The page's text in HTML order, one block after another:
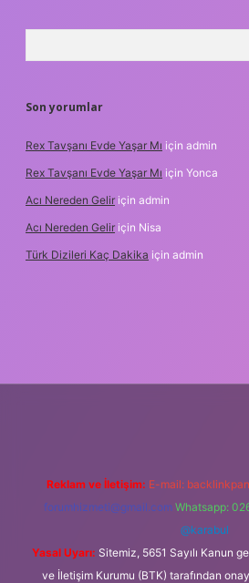
Son yorumlar
Rex Tavşanı Evde Yaşar Mı için admin
Rex Tavşanı Evde Yaşar Mı için Yonca
Acı Nereden Gelir için admin
Acı Nereden Gelir için Nisa
Türk Dizileri Kaç Dakika için admin
Reklam ve İletişim: E-mail:
forumhizmeti@gmail.com Whatsapp:
@karabul
Yasal Uyarı: Sitemiz, 5651 Sayılı Kanun
ve İletişim Kurumu (BTK) tarafından